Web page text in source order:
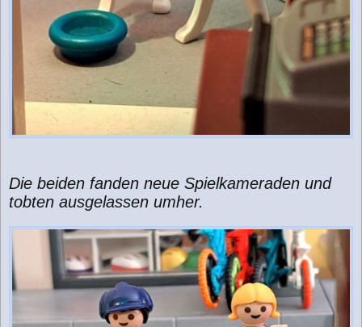
Die beiden fanden neue Spielkameraden und
tobten ausgelassen umher.